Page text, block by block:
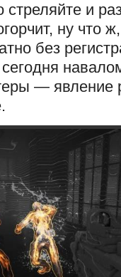
и
ну что
без
— явление